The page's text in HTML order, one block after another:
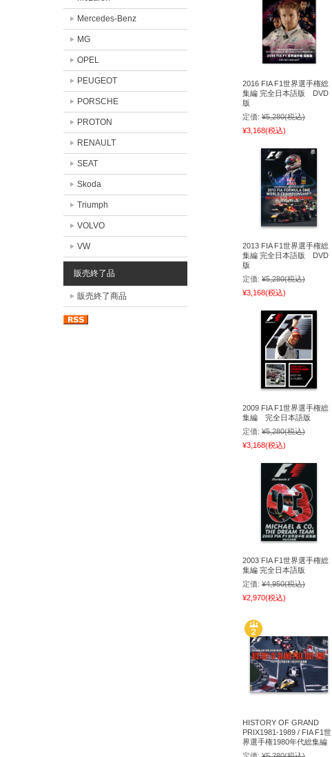
2016 FIA F1世界選手権総
集編 完全日本語版 DVD
版
定価: ¥5,280(税込)
¥3,168(税込)
2013 FIA F1世界選手権総
集編 完全日本語版 DVD
版
定価: ¥5,280(税込)
¥3,168(税込)
2009 FIA F1世界選手権総
集編 完全日本語版
定価: ¥5,280(税込)
¥3,168(税込)
2003 FIA F1世界選手権総
集編 完全日本語版
定価: ¥4,950(税込)
¥2,970(税込)
HISTORY OF GRAND
PRIX1981-1989 / FIA F1世
界選手権1980年代総集編
Mercedes-Benz
MG
OPEL
PEUGEOT
PORSCHE
PROTON
RENAULT
SEAT
Skoda
Triumph
VOLVO
VW
販売終了品
販売終了商品